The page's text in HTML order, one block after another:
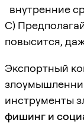
внутренние
C)
повысится,
Экспортный
инструменты
фишинг и